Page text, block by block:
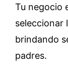
Tu negocio
seleccionar
brindando
padres.